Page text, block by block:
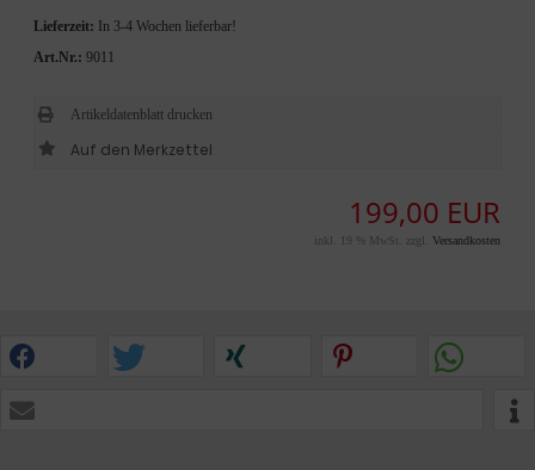
Lieferzeit:
In 3-4 Wochen lieferbar!
Art.Nr.: 9011
Artikeldatenblatt drucken
199,00 EUR
inkl. 19 % MwSt. zzgl. Versandkosten